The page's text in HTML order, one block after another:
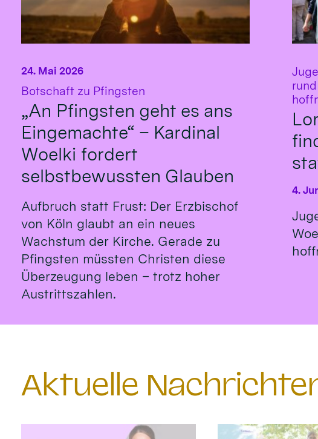
Botschaft zu Pfingsten
„An Pfingsten geht es ans
Eingemachte“ – Kardinal
Woelki fordert
selbstbewussten Glauben
24. Mai 2026
Aufbruch statt Frust: Der Erzbischof
von Köln glaubt an ein neues
Wachstum der Kirche. Gerade zu
Pfingsten müssten Christen diese
Überzeugung leben – trotz hoher
Austrittszahlen.
4.
Aktuelle